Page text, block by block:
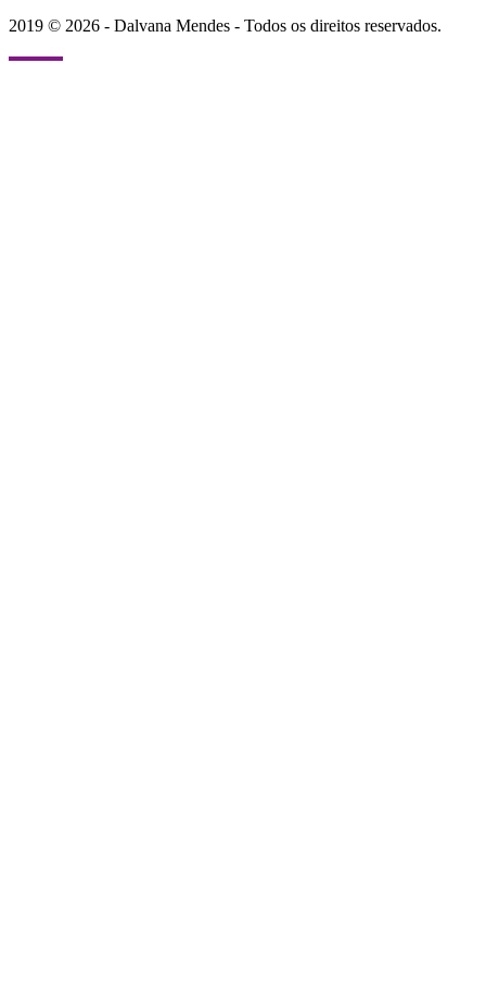
2019 © 2026 - Dalvana Mendes - Todos os direitos reservados.